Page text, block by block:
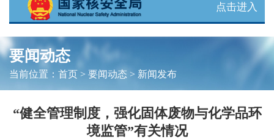
点击进入
要闻动态
当前位置： 首页> 要闻动态 > 新闻发布
“健全管理制度，强化固体废物与化学品环
境监管”有关情况